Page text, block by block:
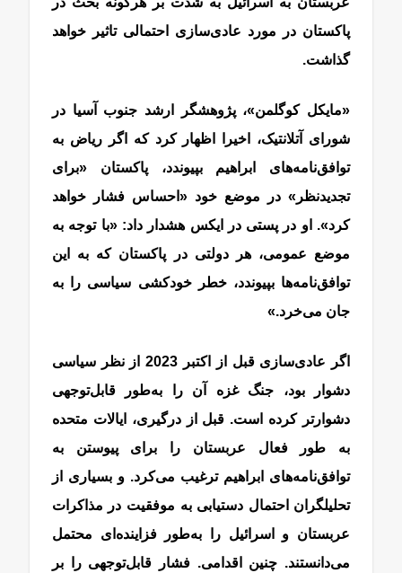
پاکستان در مورد عادی‌سازی احتمالی تاثیر خواهد
گذاشت.
«مایکل کوگلمن»، پژوهشگر ارشد جنوب آسیا در
شورای آتلانتیک، اخیرا اظهار کرد که اگر ریاض به
توافق‌نامه‌های ابراهیم بپیوندد، پاکستان «برای
تجدیدنظر» در موضع خود «احساس فشار خواهد
کرد». او در پستی در ایکس هشدار داد: «با توجه به
موضع عمومی، هر دولتی در پاکستان که به این
توافق‌نامه‌ها بپیوندد، خطر خودکشی سیاسی را به
جان می‌خرد.»
اگر عادی‌سازی قبل از اکتبر 2023 از نظر سیاسی
دشوار بود، جنگ غزه آن را به‌طور قابل‌توجهی
دشوارتر کرده است. قبل از درگیری، ایالات متحده
به طور فعال عربستان را برای پیوستن به
توافق‌نامه‌های ابراهیم ترغیب می‌کرد. و بسیاری از
تحلیلگران احتمال دستیابی به موفقیت در مذاکرات
عربستان و اسرائیل را به‌طور فزاینده‌ای محتمل
می‌دانستند. چنین اقدامی. فشار قابل‌توجهی را بر